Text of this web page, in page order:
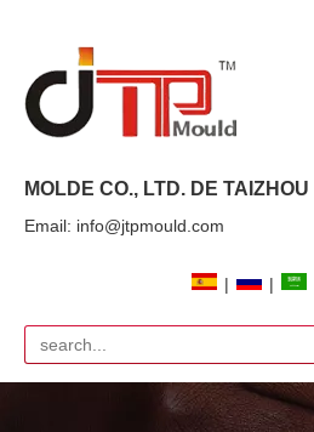
MOLDE CO., LTD. DE
Email: info@jtpmould.com
| |